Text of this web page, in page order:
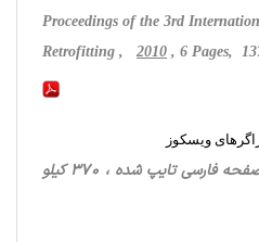
Proceedings of the 3rd
Retrofitting , 2010 , 6 Pages,
ویسکوز
، مهندسی عمران ـ عمران، 9 صفحه فارسی تایپ شده ، 370 کیلو